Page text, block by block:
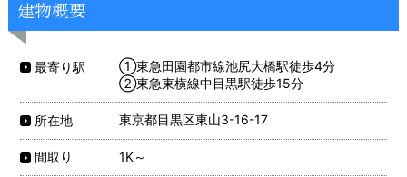
建物概要
最寄り駅
①東急田園都市線池尻大橋駅徒歩4分
②東急東横線中目黒駅徒歩15分
所在地 東京都目黒区東山3-16-17
間取り 1K～